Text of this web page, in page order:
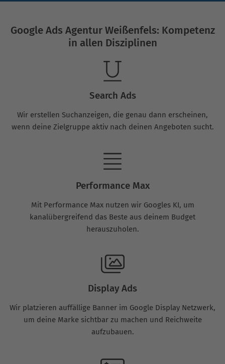
Google Ads Agentur Weißenfels: Kompetenz
in allen Disziplinen
Search Ads
Wir erstellen Suchanzeigen, die genau dann erscheinen,
wenn deine Zielgruppe aktiv nach deinen Angeboten sucht.
Performance Max
Mit Performance Max nutzen wir Googles KI, um
kanalübergreifend das Beste aus deinem Budget
herauszuholen.
Display Ads
Wir platzieren auffällige Banner im Google Display Netzwerk,
um deine Marke sichtbar zu machen und Reichweite
aufzubauen.